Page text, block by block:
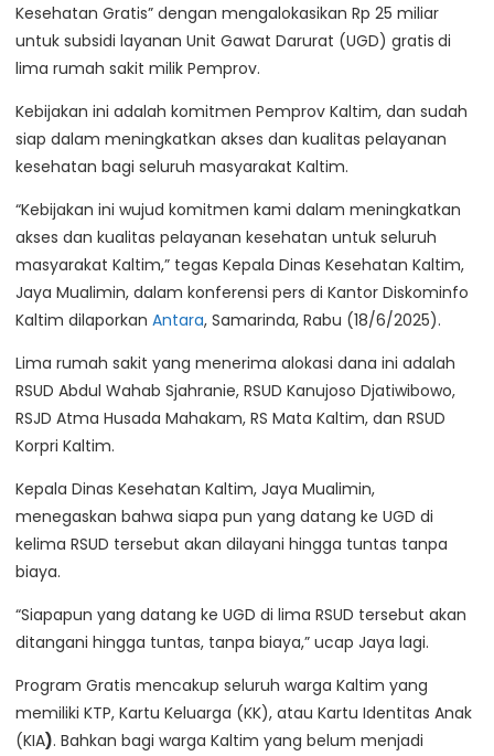
Kesehatan Gratis” dengan mengalokasikan Rp 25 miliar
untuk subsidi layanan Unit Gawat Darurat (UGD) gratis di
lima rumah sakit milik Pemprov.
Kebijakan ini adalah komitmen Pemprov Kaltim, dan sudah
siap dalam meningkatkan akses dan kualitas pelayanan
kesehatan bagi seluruh masyarakat Kaltim.
“Kebijakan ini wujud komitmen kami dalam meningkatkan
akses dan kualitas pelayanan kesehatan untuk seluruh
masyarakat Kaltim,” tegas Kepala Dinas Kesehatan Kaltim,
Jaya Mualimin, dalam konferensi pers di Kantor Diskominfo
Kaltim dilaporkan Antara, Samarinda, Rabu (18/6/2025).
Lima rumah sakit yang menerima alokasi dana ini adalah
RSUD Abdul Wahab Sjahranie, RSUD Kanujoso Djatiwibowo,
RSJD Atma Husada Mahakam, RS Mata Kaltim, dan RSUD
Korpri Kaltim.
Kepala Dinas Kesehatan Kaltim, Jaya Mualimin,
menegaskan bahwa siapa pun yang datang ke UGD di
kelima RSUD tersebut akan dilayani hingga tuntas tanpa
biaya.
“Siapapun yang datang ke UGD di lima RSUD tersebut akan
ditangani hingga tuntas, tanpa biaya,” ucap Jaya lagi.
Program Gratis mencakup seluruh warga Kaltim yang
memiliki KTP, Kartu Keluarga (KK), atau Kartu Identitas Anak
(KIA). Bahkan bagi warga Kaltim yang belum menjadi